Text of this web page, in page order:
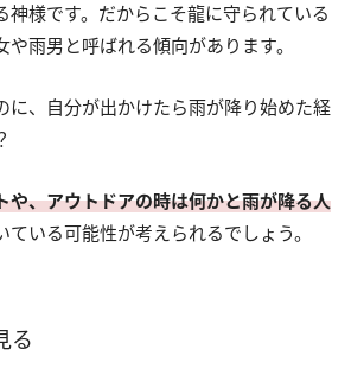
神様です。だからこそ龍に守られている
雨男と呼ばれる傾向があります。
に、自分が出かけたら雨が降り始めた経
や、アウトドアの時は何かと雨が降る人
いる可能性が考えられるでしょう。
る